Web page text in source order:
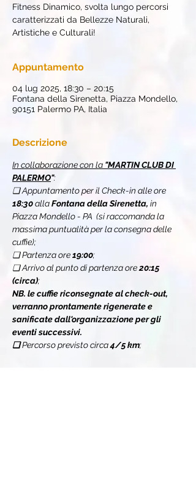
Fitness Dinamico, svolta lungo percorsi
caratterizzati da Bellezze Naturali,
Artistiche e Culturali!
Appuntamento
04 lug 2025, 18:30 – 20:15
Fontana della Sirenetta, Piazza Mondello,
90151 Palermo PA, Italia
Descrizione
In collaborazione con la "MARTIN CLUB DI
PALERMO":
❏ Appuntamento per il Check-in alle ore
18:30 alla Fontana della Sirenetta, in
Piazza Mondello - PA (si raccomanda la
massima puntualità per la consegna delle
cuffie);
❏ Partenza ore 19:00;
❏ Arrivo al punto di partenza ore 20:15
(circa);
NB. le cuffie riconsegnate al check-out,
verranno prontamente rigenerate e
sanificate dall'organizzazione per gli
eventi successivi.
❏ Percorso previsto circa 4/5 km;